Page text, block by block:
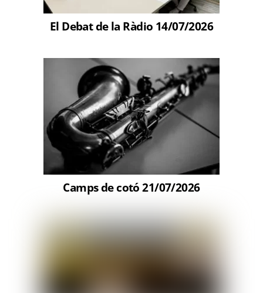
El Debat de la Ràdio 14/07/2026
Camps de cotó 21/07/2026